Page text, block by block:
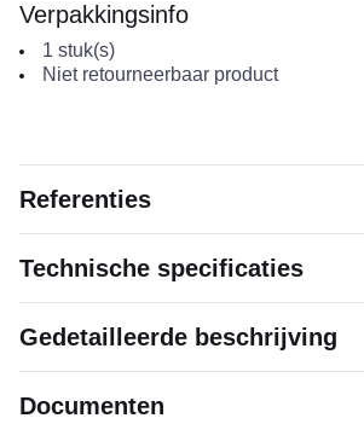
Verpakkingsinfo
1 stuk(s)
Niet retourneerbaar product
Referenties
Technische specificaties
Gedetailleerde beschrijving
Documenten